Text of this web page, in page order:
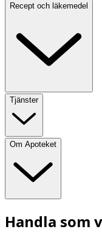
Recept och läkemedel
Tjänster
Om Apoteket
Handla som